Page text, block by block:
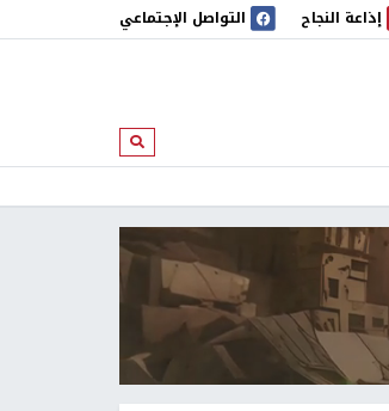
إذاعة النجاح
النجاح التواصل الإجتماعي
ابحث